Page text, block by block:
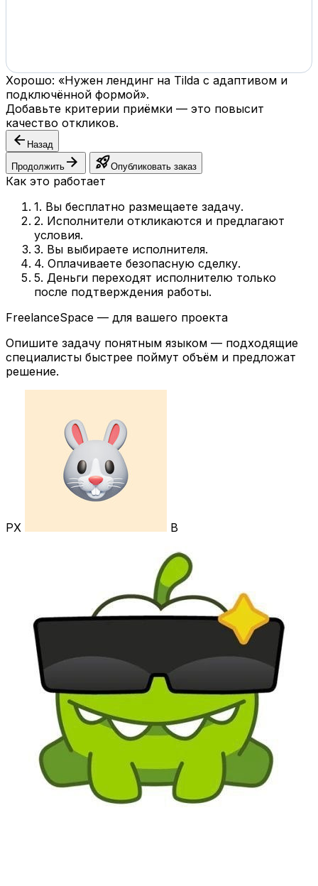
Хорошо: «Нужен лендинг на Tilda с адаптивом и
подключённой формой».
Добавьте критерии приёмки — это повысит
качество откликов.
arrow_back Назад
Продолжить arrow_forward rocket_launchОпубликовать заказ
Как это работает
1. Вы бесплатно размещаете задачу.
2. Исполнители откликаются и предлагают
условия.
3. Вы выбираете исполнителя.
4. Оплачиваете безопасную сделку.
5. Деньги переходят исполнителю только
после подтверждения работы.
FreelanceSpace — для вашего проекта
Опишите задачу понятным языком — подходящие
специалисты быстрее поймут объём и предложат
решение.
РХ В